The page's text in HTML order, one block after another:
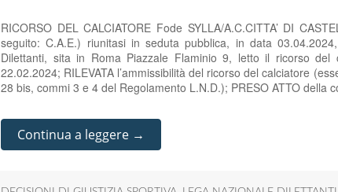
RICORSO DEL CALCIATORE Fode SYLLA/A.C.CITTA’ DI
seguito: C.A.E.) riunitasi in seduta pubblica, in data
Dilettanti, sita in Roma Piazzale Flaminio 9, letto il ricorso
22.02.2024; RILEVATA l’ammissibilità del ricorso del calciatore
28 bis, commi 3 e 4 del Regolamento L.N.D.); PRESO ATTO
Continua a leggere →